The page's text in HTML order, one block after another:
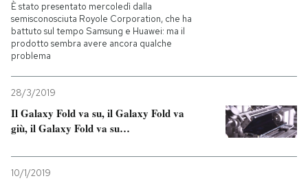
È stato presentato mercoledì dalla
semisconosciuta Royole Corporation, che ha
battuto sul tempo Samsung e Huawei: ma il
prodotto sembra avere ancora qualche
problema
28/3/2019
Il Galaxy Fold va su, il Galaxy Fold va
giù, il Galaxy Fold va su…
10/1/2019